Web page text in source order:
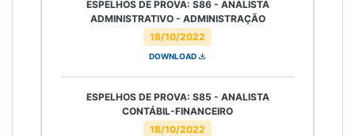
18/10/2022
ESPELHOS DE PROVA: S86 - ANALISTA
ADMINISTRATIVO - ADMINISTRAÇÃO
DOWNLOAD
18/10/2022
ESPELHOS DE PROVA: S85 - ANALISTA
CONTÁBIL-FINANCEIRO